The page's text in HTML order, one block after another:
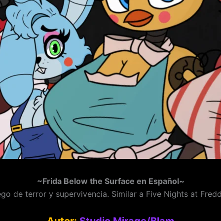
~Frida Below the Surface en Español~
de terror y supervivencia. Similar a Five Nights at